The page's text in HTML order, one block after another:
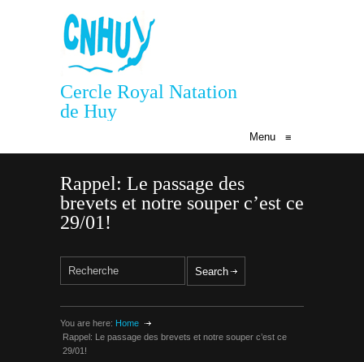
Cercle Royal Natation
de Huy
Menu ≡
Rappel: Le passage des
brevets et notre souper c’est ce
29/01!
You are here: Home
Rappel: Le passage des brevets et notre souper c’est ce
29/01!